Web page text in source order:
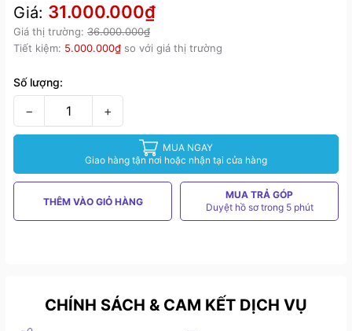
Giá: 31.000.000₫
Giá thị trường: 36.000.000₫
Tiết kiệm: 5.000.000₫ so với giá thị trường
Số lượng:
− +
MUA NGAY
Giao hàng tận nơi hoặc nhận tại cửa hàng
THÊM VÀO GIỎ HÀNG
MUA TRẢ GÓP
Duyệt hồ sơ trong 5 phút
CHÍNH SÁCH & CAM KẾT DỊCH VỤ